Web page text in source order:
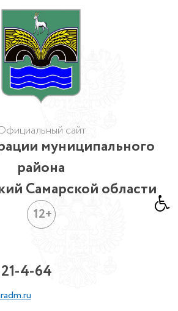
сайт
муниципального
района
Самарской области
12+
4-64